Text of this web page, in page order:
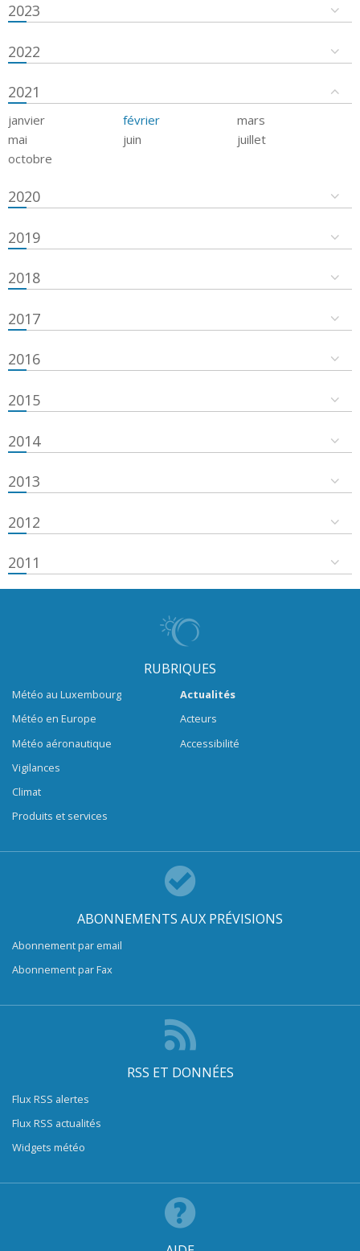
2023
2022
2021
janvier février
mars
mai
juin
juillet
octobre
2020
2019
2018
2017
2016
2015
2014
2013
2012
2011
RUBRIQUES
Météo au Luxembourg
Météo en Europe
Météo aéronautique
Vigilances
Climat
Produits et services
Actualités
Acteurs
Accessibilité
ABONNEMENTS AUX PRÉVISIONS
Abonnement par email
Abonnement par Fax
RSS ET DONNÉES
Flux RSS alertes
Flux RSS actualités
Widgets météo